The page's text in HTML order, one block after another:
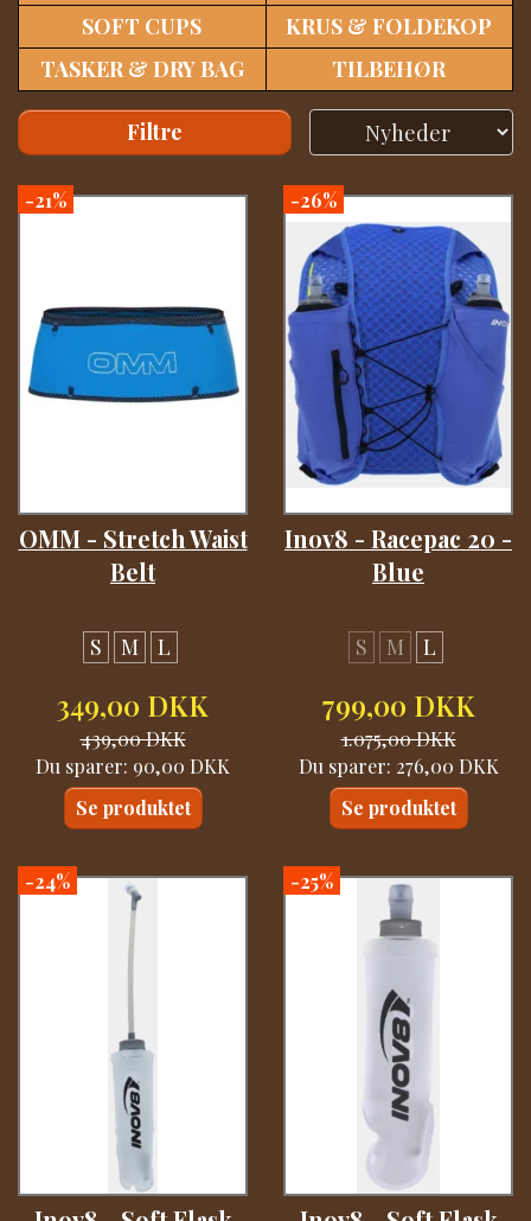
SOFT CUPS
KRUS & FOLDEKOP
TASKER & DRY BAG
TILBEHØR
Filtre
-21%
OMM - Stretch Waist
Belt
S M L
349,00 DKK
439,00 DKK
Du sparer: 90,00 DKK
Se produktet
-26%
Inov8 - Racepac 20 -
Blue
S M L
799,00 DKK
1.075,00 DKK
Du sparer: 276,00 DKK
Se produktet
-24% -25%